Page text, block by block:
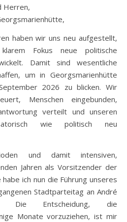
Herren,
haben wir uns neu aufgestellt,
Fokus neue politische
Damit sind wesentliche
um in Georgsmarienhütte
2026 zu blicken. Wir
Menschen eingebunden,
verteilt und unseren
wie politisch neu
und damit intensiven,
Jahren als Vorsitzender der
ich nun die Führung unseres
Stadtparteitag an André
Die Entscheidung, die
Monate vorzuziehen, ist mir